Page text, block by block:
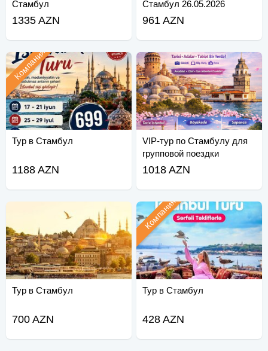
Стамбул
1335 AZN
Стамбул 26.05.2026
961 AZN
Тур в Стамбул
Компания
1188 AZN
VIP-тур по Стамбулу для
групповой поездки
1018 AZN
Тур в Стамбул
700 AZN
Тур в Стамбул
Компания
428 AZN